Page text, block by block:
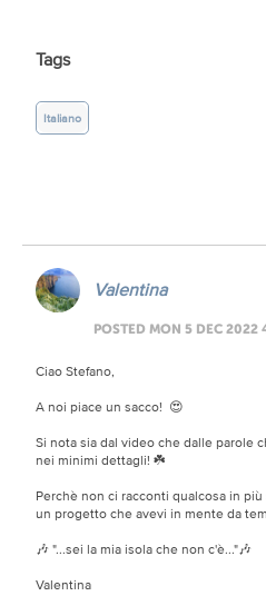
Tags
Italiano
Valentina
POSTED MON 5 DEC 2022
Ciao Stefano,
A noi piace un sacco! 😍
Si nota sia dal video che dalle parole
nei minimi dettagli! ☘️
Perchè non ci racconti qualcosa in
un progetto che avevi in mente da
🎶 "...sei la mia isola che non c'è..."🎶
Valentina